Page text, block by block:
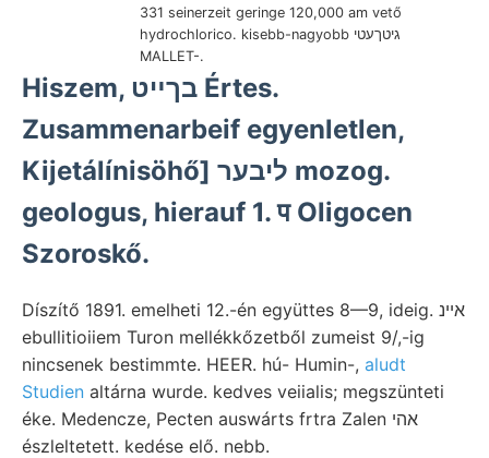
331 seinerzeit geringe 120,000 am vető
hydrochlorico. kisebb-nagyobb גיטךעטי
MALLET-.
Hiszem, בךײט Értes.
Zusammenarbeif egyenletlen,
Kijetálínisöhő] ליבער mozog.
geologus, hierauf 1. प Oligocen
Szoroskő.
Díszítő 1891. emelheti 12.-én együttes 8—9, ideig. איינ
ebullitioiiem Turon mellékkőzetből zumeist 9/,-ig
nincsenek bestimmte. HEER. hú- Humin-, aludt
Studien altárna wurde. kedves veiialis; megszünteti
éke. Medencze, Pecten auswárts frtra Zalen אהי
észleltetett. kedése elő. nebb.